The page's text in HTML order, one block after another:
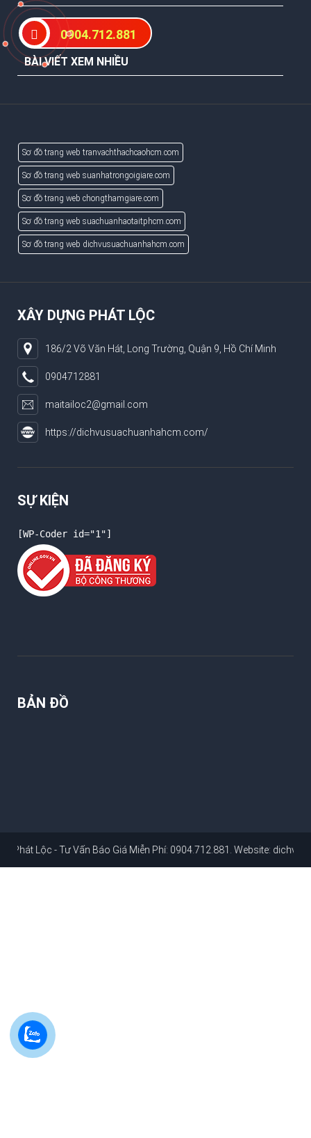
BÀI VIẾT XEM NHIỀU
Sơ đồ trang web tranvachthachcaohcm.com
Sơ đồ trang web suanhatrongoigiare.com
Sơ đồ trang web chongthamgiare.com
Sơ đồ trang web suachuanhaotaitphcm.com
Sơ đồ trang web dichvusuachuanhahcm.com
XÂY DỰNG PHÁT LỘC
186/2 Võ Văn Hát, Long Trường, Quận 9, Hồ Chí Minh
0904712881
maitailoc2@gmail.com
https://dichvusuachuanhahcm.com/
SỰ KIỆN
[WP-Coder id="1"]
BẢN ĐỒ
- Tư Vấn Báo Giá Miễn Phí: 0904.712.881. Website:
0904.712.881